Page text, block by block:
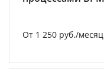
От 1 250 руб./месяц